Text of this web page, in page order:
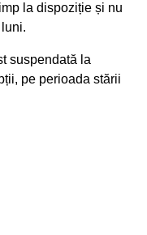
la dispoziție și nu
suspendată la
pe perioada stării